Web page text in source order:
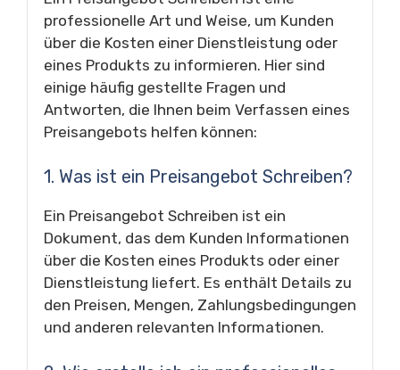
professionelle Art und Weise, um Kunden
über die Kosten einer Dienstleistung oder
eines Produkts zu informieren. Hier sind
einige häufig gestellte Fragen und
Antworten, die Ihnen beim Verfassen eines
Preisangebots helfen können:
1. Was ist ein Preisangebot Schreiben?
Ein Preisangebot Schreiben ist ein
Dokument, das dem Kunden Informationen
über die Kosten eines Produkts oder einer
Dienstleistung liefert. Es enthält Details zu
den Preisen, Mengen, Zahlungsbedingungen
und anderen relevanten Informationen.